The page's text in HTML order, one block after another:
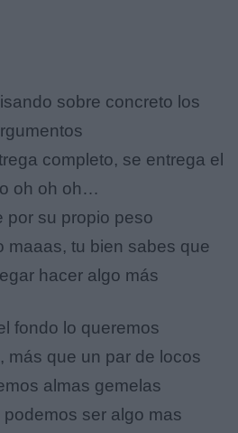
sobre concreto los
completo, se entrega el
oh oh oh…
por su propio peso
maaas, tu bien sabes que
hacer algo más
fondo lo queremos
más que un par de locos
almas gemelas
ser algo mas